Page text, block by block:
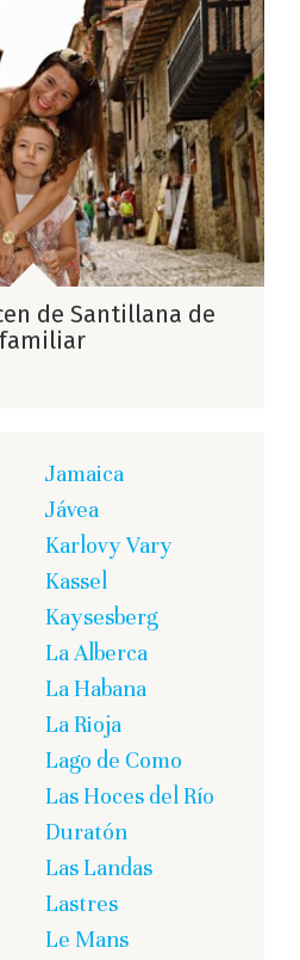
de Santillana de
Jamaica
Jávea
Karlovy Vary
Kassel
Kaysesberg
La Alberca
La Habana
La Rioja
Lago de Como
Las Hoces del Río
Duratón
Las Landas
Lastres
Le Mans